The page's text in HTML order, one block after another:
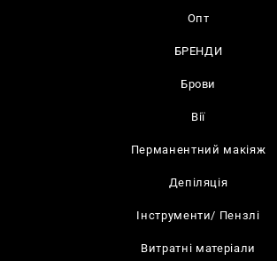
Опт
БРЕНДИ
Брови
Вії
Перманентний макіяж
Депіляція
Інструменти/ Пензлі
Витратні матеріали